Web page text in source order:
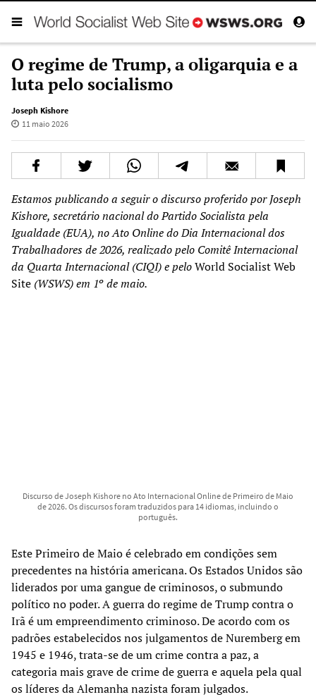
O regime de Trump, a oligarquia e a
luta pelo socialismo
Joseph Kishore
11 maio 2026
Estamos publicando a seguir o discurso proferido por Joseph
Kishore, secretário nacional do Partido Socialista pela
Igualdade (EUA), no Ato Online do Dia Internacional dos
Trabalhadores de 2026, realizado pelo Comitê Internacional
da Quarta Internacional (CIQI) e peloWorld Socialist Web
Site (WSWS) em 1º de maio.
Discurso de Joseph Kishore no Ato Internacional Online de Primeiro de Maio
de 2026. Os discursos foram traduzidos para 14 idiomas, incluindo o
português.
Este Primeiro de Maio é celebrado em condições sem
precedentes na história americana. Os Estados Unidos são
liderados por uma gangue de criminosos, o submundo
político no poder. A guerra do regime de Trump contra o
Irã é um empreendimento criminoso. De acordo com os
padrões estabelecidos nos julgamentos de Nuremberg em
1945 e 1946, trata-se de um crime contra a paz, a
categoria mais grave de crime de guerra e aquela pela qual
os líderes da Alemanha nazista foram julgados.